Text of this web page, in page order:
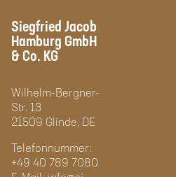
Siegfried Jacob
Hamburg GmbH
& Co. KG
Wilhelm-Bergner-
Str. 13
21509 Glinde, DE
Telefonnummer:
+49 40 789 7080